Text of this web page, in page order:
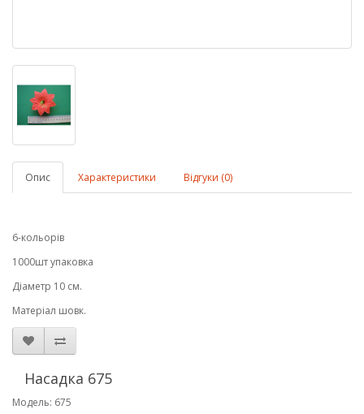
Опис Характеристики Відгуки (0)
6-кольорів
1000шт упаковка
Діаметр 10 см.
Матеріал шовк.
Насадка 675
Модель: 675